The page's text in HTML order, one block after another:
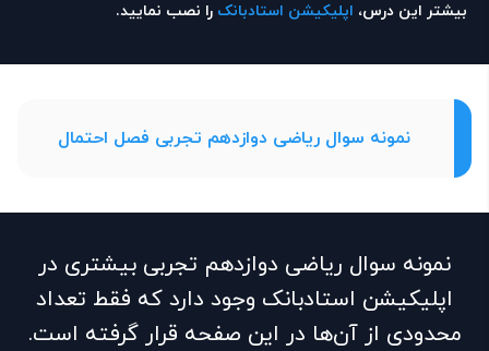
بیشتر این درس، اپلیکیشن استادبانک را نصب نمایید.
نمونه سوال ریاضی دوازدهم تجربی فصل احتمال
نمونه سوال ریاضی دوازدهم تجربی بیشتری در
اپلیکیشن استادبانک وجود دارد که فقط تعداد
محدودی از آن‌ها در این صفحه قرار گرفته است.